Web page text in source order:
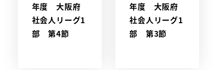
年度 大阪府
社会人リーグ1
部 第4節
年度 大阪府
社会人リーグ1
部 第3節